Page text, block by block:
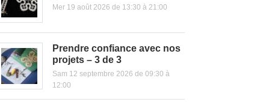
Mer 19 août 2026 de 13:30 à 21:00
Prendre confiance avec nos
projets – 3 de 3
Sam 12 septembre 2026 de 09:30 à
12:00